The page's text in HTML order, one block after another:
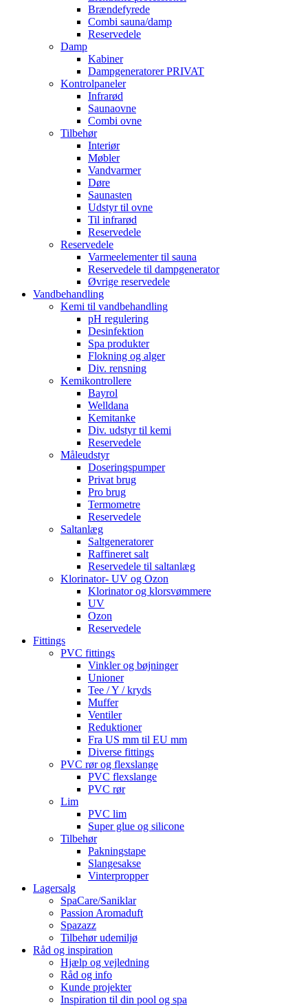
Brændefyrede
Combi sauna/damp
Reservedele
Damp
Kabiner
Dampgeneratorer PRIVAT
Kontrolpaneler
Infrarød
Saunaovne
Combi ovne
Tilbehør
Interiør
Møbler
Vandvarmer
Døre
Saunasten
Udstyr til ovne
Til infrarød
Reservedele
Reservedele
Varmeelementer til sauna
Reservedele til dampgenerator
Øvrige reservedele
Vandbehandling
Kemi til vandbehandling
pH regulering
Desinfektion
Spa produkter
Flokning og alger
Div. rensning
Kemikontrollere
Bayrol
Welldana
Kemitanke
Div. udstyr til kemi
Reservedele
Måleudstyr
Doseringspumper
Privat brug
Pro brug
Termometre
Reservedele
Saltanlæg
Saltgeneratorer
Raffineret salt
Reservedele til saltanlæg
Klorinator- UV og Ozon
Klorinator og klorsvømmere
UV
Ozon
Reservedele
Fittings
PVC fittings
Vinkler og bøjninger
Unioner
Tee / Y / kryds
Muffer
Ventiler
Reduktioner
Fra US mm til EU mm
Diverse fittings
PVC rør og flexslange
PVC flexslange
PVC rør
Lim
PVC lim
Super glue og silicone
Tilbehør
Pakningstape
Slangesakse
Vinterpropper
Lagersalg
SpaCare/Saniklar
Passion Aromaduft
Spazazz
Tilbehør udemiljø
Råd og inspiration
Hjælp og vejledning
Råd og info
Kunde projekter
Inspiration til din pool og spa